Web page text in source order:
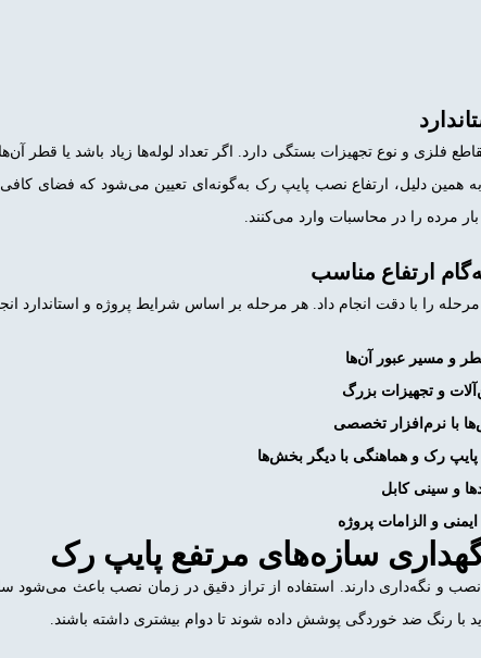
به همین دلیل، ارتفاع نصب پایپ رک به‌گونه‌ای تعیین می‌شود که فضای
مرده را در محاسبات وارد می‌کنند.
ارتفاع مناسب
را با دقت انجام داد. هر مرحله بر اساس شرایط پروژه و استاندارد
و مسیر عبور آن‌ها
و تجهیزات بزرگ
با نرم‌افزار تخصصی
پایپ رک و هماهنگی با دیگر بخش‌ها
و سینی کابل
و الزامات پروژه
سازه‌های مرتفع پایپ رک
و نگه‌داری دارند. استفاده از تراز دقیق در زمان نصب باعث می‌شود
با رنگ ضد خوردگی پوشش داده شوند تا دوام بیشتری داشته باشند.